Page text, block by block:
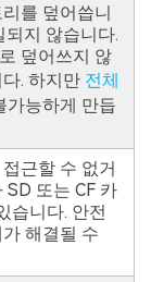
를 덮어씁니
지 않습니다.
덮어쓰지 않
. 하지만 전체
가능하게 만듭
근할 수 없거
또는 CF 카
습니다. 안전
해결될 수